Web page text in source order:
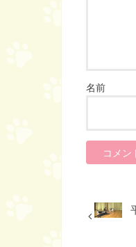
名前